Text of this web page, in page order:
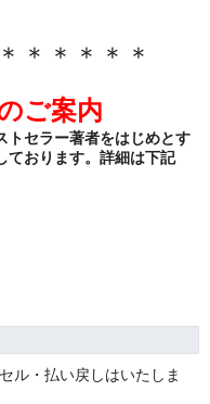
＊＊＊＊＊
ご案内
トセラー著者をはじめとす
ております。詳細は下記
ル・払い戻しはいたしま